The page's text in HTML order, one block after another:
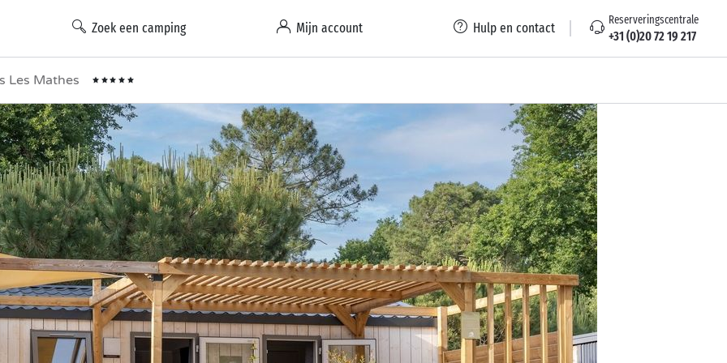
Zoek een camping Mijn account Hulp en contact Reserveringscentrale
+31 (0)20 72 19 217
Les Mathes